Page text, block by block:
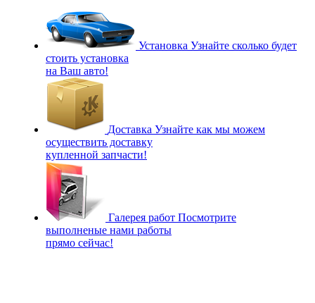
Установка Узнайте сколько будет
стоить установка
на Ваш авто!
Доставка Узнайте как мы можем
осуществить доставку
купленной запчасти!
Галерея работ Посмотрите
выполненые нами работы
прямо сейчас!